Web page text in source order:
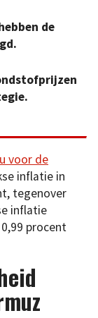
de
voor de
inflatie in
tegenover
inflatie
procent